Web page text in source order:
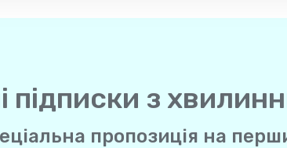
підписки з
пропозиція на